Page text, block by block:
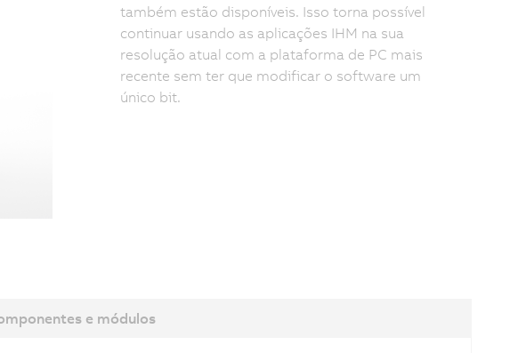
também estão disponíveis. Isso torna possível
continuar usando as aplicações IHM na sua
resolução atual com a plataforma de PC mais
recente sem ter que modificar o software um
único bit.
e módulos